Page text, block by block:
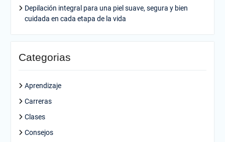
Depilación integral para una piel suave, segura y bien
cuidada en cada etapa de la vida
Categorias
Aprendizaje
Carreras
Clases
Consejos